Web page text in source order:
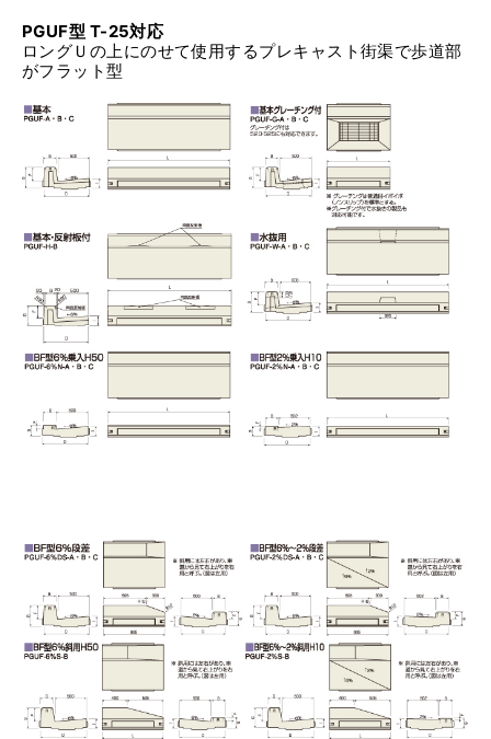
PGUF型 T-25対応
ロングＵの上にのせて使用するプレキャスト街渠で歩道部
がフラット型